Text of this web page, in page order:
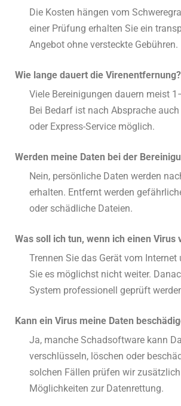
Die Kosten hängen vom
einer Prüfung erhalten Sie ein
Angebot ohne versteckte Gebühren.
Wie lange dauert die Virenentfernung?
Viele Bereinigungen dauern meist
Bei Bedarf ist nach Absprache
oder Express-Service möglich.
Werden meine Daten bei der
Nein, persönliche Daten werden
erhalten. Entfernt werden
oder schädliche Dateien.
Was soll ich tun, wenn ich einen Virus
Trennen Sie das Gerät vom Internet
Sie es möglichst nicht weiter.
System professionell geprüft
Kann ein Virus meine Daten
Ja, manche Schadsoftware kann
verschlüsseln, löschen oder
solchen Fällen prüfen wir zusätzlich
Möglichkeiten zur Datenrettung.